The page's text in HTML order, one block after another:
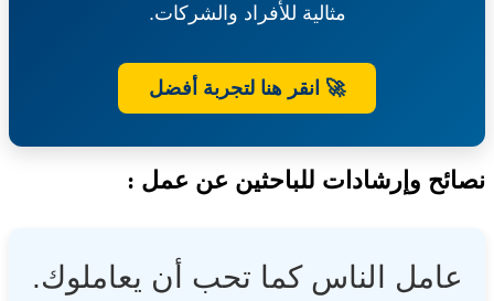
مثالية للأفراد والشركات.
🚀 انقر هنا لتجربة أفضل
وإرشادات للباحثين عن عمل :
الناس كما تحب أن يعاملوك.